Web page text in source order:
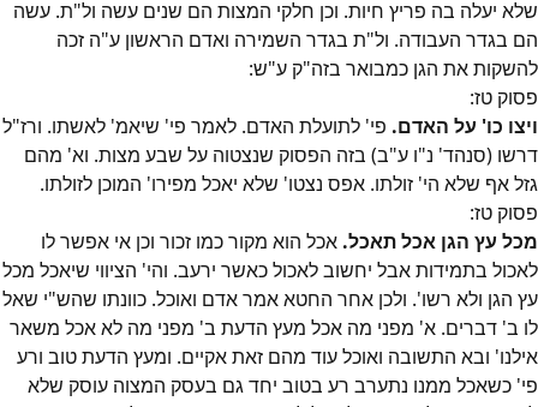
שלא יעלה בה פריץ חיות. וכן חלקי המצות הם שנים עשה ול"ת. עשה
הם בגדר העבודה. ול"ת בגדר השמירה ואדם הראשון ע"ה זכה
להשקות את הגן כמבואר בזה"ק ע"ש:
פסוק טז:
ויצו כו' על האדם. פי' לתועלת האדם. לאמר פי' שיאמ' לאשתו. ורז"ל
דרשו (סנהד' נ"ו ע"ב) בזה הפסוק שנצטוה על שבע מצות. וא' מהם
גזל אף שלא הי' זולתו. אפס נצטו' שלא יאכל מפירו' המוכן לזולתו.
פסוק טז:
מכל עץ הגן אכל תאכל. אכל הוא מקור כמו זכור וכן אי אפשר לו
לאכול בתמידות אבל יחשוב לאכול כאשר ירעב. והי' הציווי שיאכל מכל
עץ הגן ולא רשו'. ולכן אחר החטא אמר אדם ואוכל. כוונתו שהש"י שאל
לו ב' דברים. א' מפני מה אכל מעץ הדעת ב' מפני מה לא אכל משאר
אילנו' ובא התשובה ואוכל עוד מהם זאת אקיים. ומעץ הדעת טוב ורע
פי' כשאכל ממנו נתערב רע בטוב יחד גם בעסק המצוה עוסק שלא